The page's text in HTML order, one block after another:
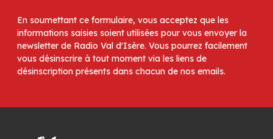
En soumettant ce formulaire, vous acceptez que les
informations saisies soient utilisées pour vous envoyer la
newsletter de Radio Val d'Isère. Vous pourrez facilement
vous désinscrire à tout moment via les liens de
désinscription présents dans chacun de nos emails.